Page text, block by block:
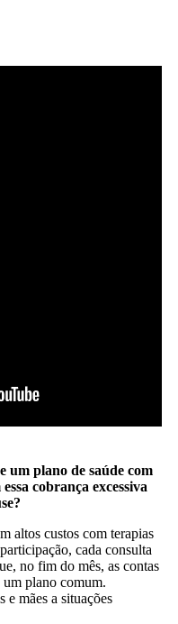
um plano de saúde com
cobrança excessiva
altos custos com terapias
cada consulta
no fim do mês, as contas
plano comum.
e mães a situações